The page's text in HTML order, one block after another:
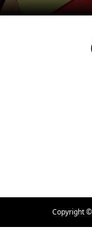
Copyright ©